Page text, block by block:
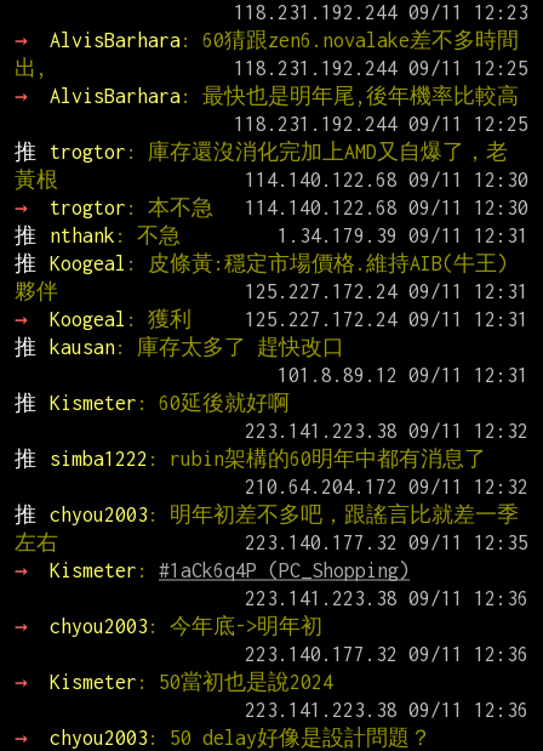
→
AlvisBarhara: 60猜跟zen6.novalake差不多時間
出,
→
AlvisBarhara: 最快也是明年尾,後年機率比較高
推
trogtor : 庫存還沒消化完加上AMD又自爆了，老
黃根
→
trogtor : 本不急
推
nthank : 不急
推
Koogeal : 皮條黃:穩定市場價格.維持AIB(牛王)
夥伴
→
Koogeal : 獲利
推
kausan: 庫存太多了 趕快改口
推
Kismeter : 60延後就好啊
推
simba1222 : rubin架構的60明年中都有消息了
推
chyou2003 : 明年初差不多吧，跟謠言比就差一季
左右
→
Kismeter : #1aCk6q4P (PC_Shopping)
→
chyou2003 : 今年底->明年初
→
Kismeter : 50當初也是說2024
→
chyou2003 : 50 delay好像是設計問題？